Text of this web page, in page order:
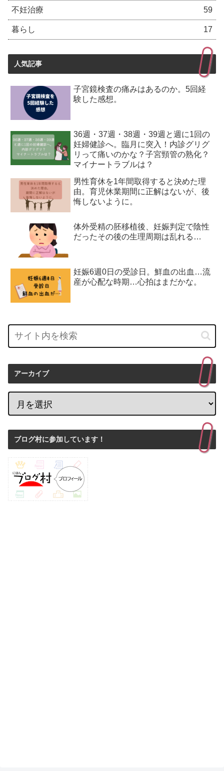
不妊治療 59
暮らし 17
人気記事
子宮鏡検査の痛みはあるのか。5回経
験した感想。
36週・37週・38週・39週と週に1回の
妊婦健診へ。臨月に突入！内診グリグ
リって痛いのかな？子宮頸管の熟化？
マイナートラブルは？
男性育休を1年間取得すると決めた理
由。育児休業期間に正解はないが、後
悔しないように。
体外受精の胚移植後、妊娠判定で陰性
だったその後の生理周期は乱れる…
妊娠6週0日の受診日。鮮血の出血…流
産が心配な時期…心拍はまだかな。
アーカイブ
ブログ村に参加しています！